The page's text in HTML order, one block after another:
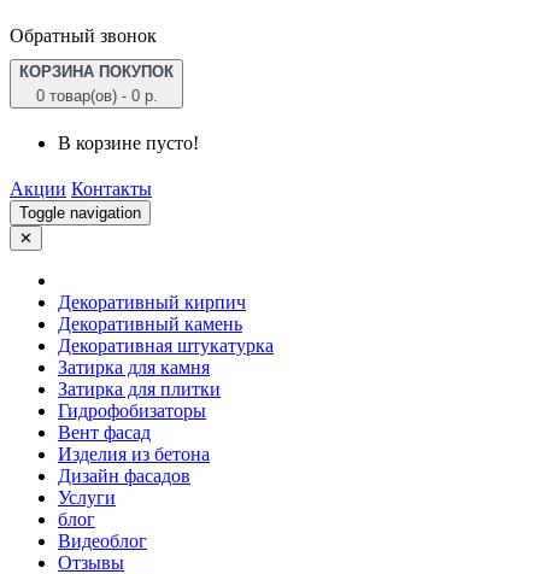
Обратный звонок
КОРЗИНА ПОКУПОК
0 товар(ов) - 0 р.
В корзине пусто!
Акции Контакты
Toggle navigation
✕
Декоративный кирпич
Декоративный камень
Декоративная штукатурка
Затирка для камня
Затирка для плитки
Гидрофобизаторы
Вент фасад
Изделия из бетона
Дизайн фасадов
Услуги
блог
Видеоблог
Отзывы